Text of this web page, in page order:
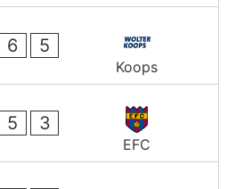
6 5
Koops
5 3
EFC